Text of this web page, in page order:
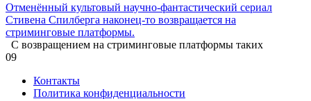
Отменённый культовый научно-фантастический сериал
Стивена Спилберга наконец-то возвращается на
стриминговые платформы.
С возвращением на стриминговые платформы таких
09
Контакты
Политика конфиденциальности